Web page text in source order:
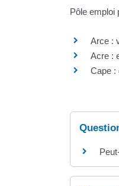
Pôle emploi
Arce :
Acre :
Cape :